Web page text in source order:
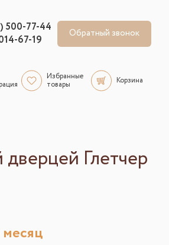
500-77-44
67-19 Обратный звонок
Избранные
товары
Корзина
Глетчер
месяц